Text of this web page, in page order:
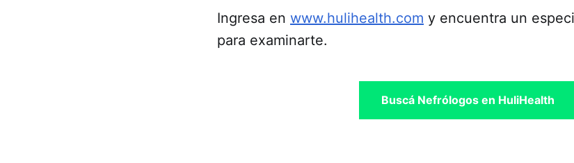
Ingresa en www.hulihealth.com y encuentra un
para examinarte.
Buscá Nefrólogos en HuliHealth